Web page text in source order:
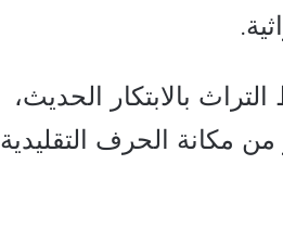
بالابتكار الحديث،
مكانة الحرف التقليدية